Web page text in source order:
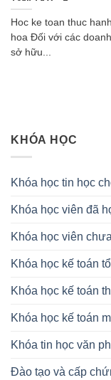
Hoc ke toan thuc
hoa Đối với các
sở hữu...
KHÓA HỌC
Khóa học tin học
Khóa học viên đã
Khóa học viên
Khóa học kế toán
Khóa học kế toán
Khóa học kế toán
Khóa tin học văn
Đào tạo và cấp